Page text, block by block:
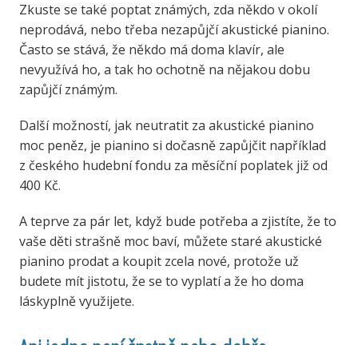
Zkuste se také poptat známých, zda někdo v okolí
neprodává, nebo třeba nezapůjčí akustické pianino.
Často se stává, že někdo má doma klavír, ale
nevyužívá ho, a tak ho ochotně na nějakou dobu
zapůjčí známým.
Další možností, jak neutratit za akustické pianino
moc peněz, je pianino si dočasně zapůjčit například
z českého hudební fondu za měsíční poplatek již od
400 Kč.
A teprve za pár let, když bude potřeba a zjistíte, že to
vaše děti strašně moc baví, můžete staré akustické
pianino prodat a koupit zcela nové, protože už
budete mít jistotu, že se to vyplatí a že ho doma
láskyplně využijete.